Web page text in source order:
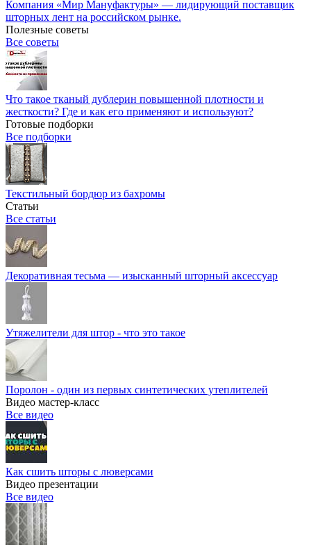
Компания «Мир Мануфактуры» — лидирующий поставщик
шторных лент на российском рынке.
Полезные советы
Все советы
Что такое тканый дублерин повышенной плотности и
жесткости? Где и как его применяют и используют?
Готовые подборки
Все подборки
Текстильный бордюр из бахромы
Статьи
Все статьи
Декоративная тесьма — изысканный шторный аксессуар
Утяжелители для штор - что это такое
Поролон - один из первых синтетических утеплителей
Видео мастер-класс
Все видео
Как сшить шторы с люверсами
Видео презентации
Все видео